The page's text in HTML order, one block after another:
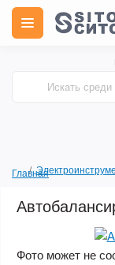
Главная
Фото может не